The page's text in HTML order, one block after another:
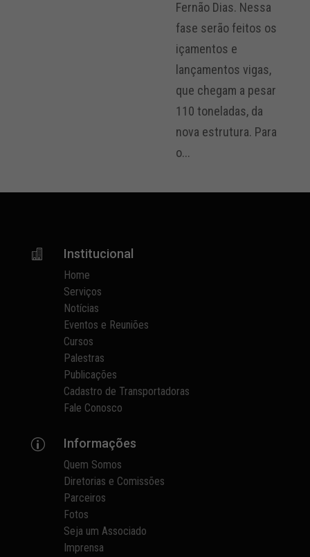
Fernão Dias. Nessa
fase serão feitos os
içamentos e
lançamentos vigas,
que chegam a pesar
110 toneladas, da
nova estrutura. Para
o...
 Institucional
Home
Serviços
Notícias
Eventos e Reuniões
Cursos
Palestras
Publicações
Cadastro de Transportadoras
Fale Conosco
p Informações
Quem Somos
Diretorias e Comissões
Parceiros
Fotos
Seja um Associado
Imprensa